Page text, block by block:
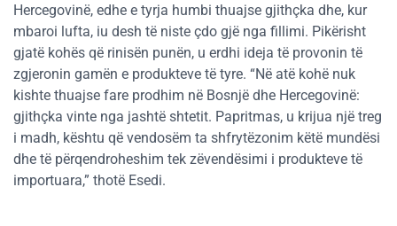
Hercegovinë, edhe e tyrja humbi thuajse gjithçka dhe, kur
mbaroi lufta, iu desh të niste çdo gjë nga fillimi. Pikërisht
gjatë kohës që rinisën punën, u erdhi ideja të provonin të
zgjeronin gamën e produkteve të tyre. “Në atë kohë nuk
kishte thuajse fare prodhim në Bosnjë dhe Hercegovinë:
gjithçka vinte nga jashtë shtetit. Papritmas, u krijua një treg
i madh, kështu që vendosëm ta shfrytëzonim këtë mundësi
dhe të përqendroheshim tek zëvendësimi i produkteve të
importuara,” thotë Esedi.